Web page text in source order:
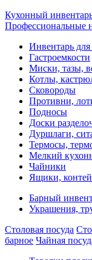
Кухонный
Профессиональные
Инвентарь для
Гастроемкости
Миски, тазы,
Котлы,
Сковороды
Противни,
Подносы
Доски
Дуршлаги,
Термосы,
Мелкий
Чайники
Ящики,
Барный
Украшения,
Столовая посуда
барное Чайная